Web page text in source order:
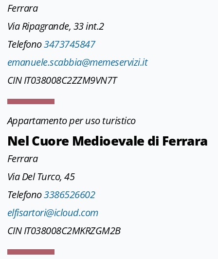
Ferrara
Via Ripagrande, 33 int.2
Telefono3473745847
emanuele.scabbia@memeservizi.it
CIN IT038008C2ZZM9VN7T
Appartamento per uso turistico
Nel Cuore Medioevale di Ferrara
Ferrara
Via Del Turco, 45
Telefono3386526602
elfisartori@icloud.com
CIN IT038008C2MKRZGM2B